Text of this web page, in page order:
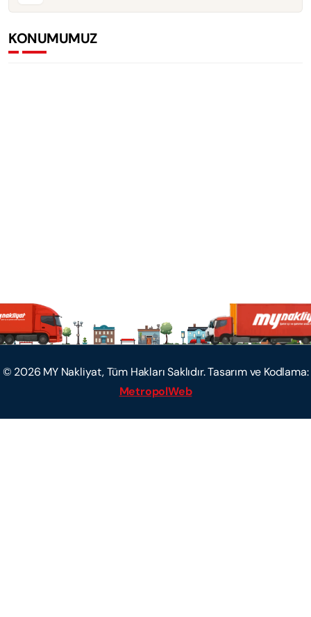
KONUMUMUZ
© 2026 MY Nakliyat, Tüm Hakları Saklıdır. Tasarım ve Kodlama:
MetropolWeb